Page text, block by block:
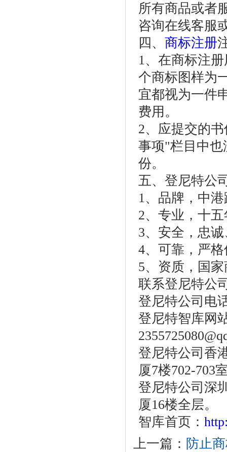
所有商品或者
咨询在线客服
四、 商标注册
1、在商标注
个商标图样为
宜都视为一件
费用。
2、应提交的
事项"栏目中也
份。
五、登尼特公
1、品牌，中
2、专业，十
3、安全，忠
4、可靠，严
5、资质，国
联系登尼特公
登尼特公司电
登尼特智库网
登尼特公司香
厦7楼702-703
登尼特公司深
厦16楼全层。
智库首页：
上一篇： 防止